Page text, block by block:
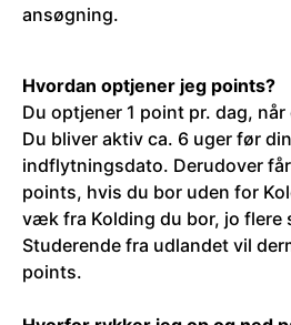
ansøgning.
Hvordan optjener jeg points?
Du optjener 1 point pr. dag,
Du bliver aktiv ca. 6 uger før
indflytningsdato. Derudover
points, hvis du bor uden for
væk fra Kolding du bor, jo flere
Studerende fra udlandet vil
points.